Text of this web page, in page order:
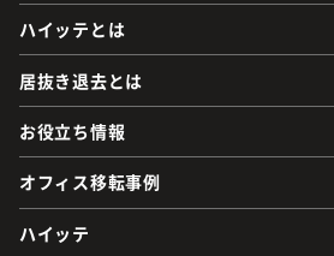
ハイッテとは
居抜き退去とは
お役立ち情報
オフィス移転事例
ハイッテ